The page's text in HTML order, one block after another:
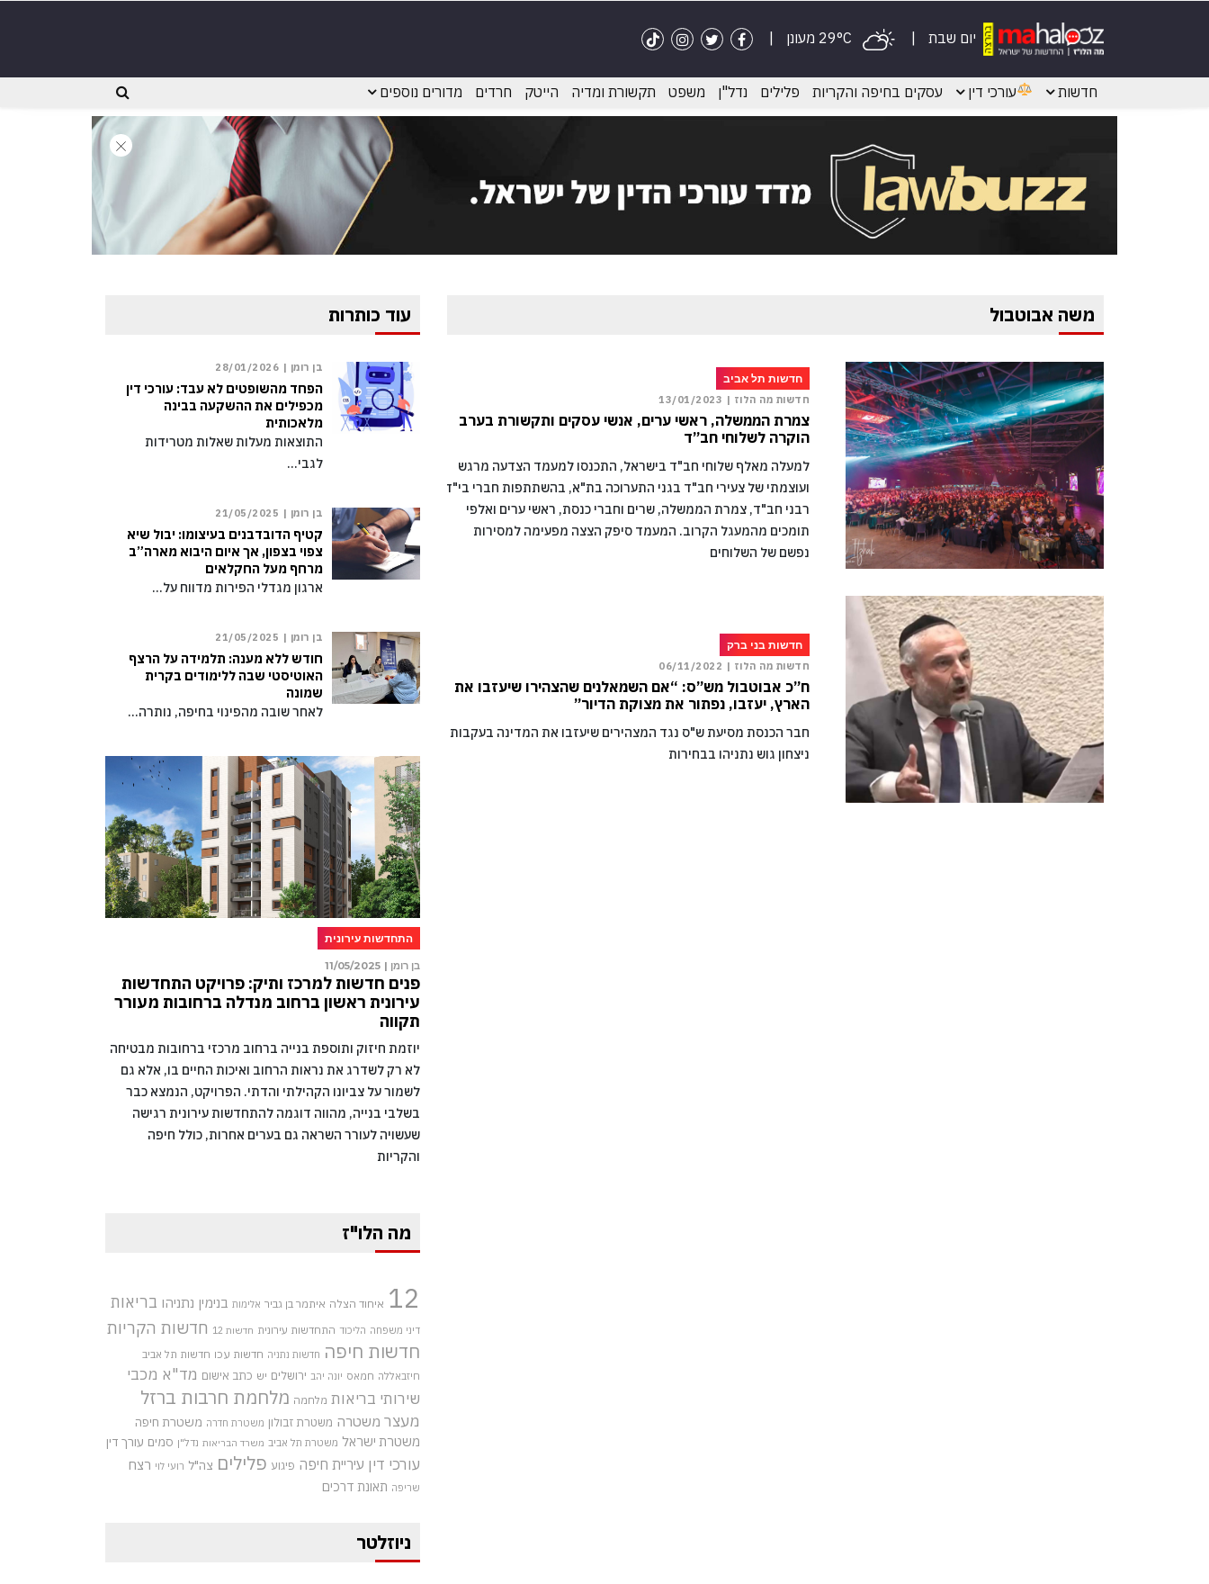
יום שבת
חדשות עורכי דין עסקים בחיפה והקריות פלילים נדל"ן משפט תקשורת ומדיה הייטק חרדים מדורים נוספים
משה אבוטבול
חדשות תל אביב
חדשות מה הלוז | 13/01/2023
צמרת הממשלה, ראשי ערים, אנשי עסקים ותקשורת בערב
הוקרה לשלוחי חב”ד
למעלה מאלף שלוחי חב"ד בישראל, התכנסו למעמד הצדעה מרגש
ועוצמתי של צעירי חב"ד בגני התערוכה בת"א, בהשתתפות חברי בי"ד
רבני חב"ד, צמרת הממשלה, שרים וחברי כנסת, ראשי ערים ואלפי
תומכים מהמעגל הקרוב. המעמד סיפק הצצה מפעימה למסירות
נפשם של השלוחים
חדשות בני ברק
חדשות מה הלוז | 06/11/2022
ח”כ אבוטבול מש”ס: “אם השמאלנים שהצהירו שיעזבו את
הארץ, יעזבו, נפתור את מצוקת הדיור”
חבר הכנסת מסיעת ש"ס נגד המצהירים שיעזבו את המדינה בעקבות
ניצחון גוש נתניהו בבחירות
עוד כותרות
בן רומן | 28/01/2026
הפחד מהשופטים לא עבד: עורכי דין
מכפילים את ההשקעה בבינה
מלאכותית
התוצאות מעלות שאלות מטרידות
לגבי…
בן רומן | 21/05/2025
קטיף הדובדבנים בעיצומו: יבול שיא
צפוי בצפון, אך איום היבוא מארה”ב
מרחף מעל החקלאים
ארגון מגדלי הפירות מדווח על…
בן רומן | 21/05/2025
חודש ללא מענה: תלמידה על הרצף
האוטיסטי שבה ללימודים בקרית
שמונה
לאחר שובה מהפינוי בחיפה, נותרה…
התחדשות עירונית
בן רומן | 11/05/2025
פנים חדשות למרכז ותיק: פרויקט התחדשות
עירונית ראשון ברחוב מנדלה ברחובות מעורר
תקווה
יוזמת חיזוק ותוספת בנייה ברחוב מרכזי ברחובות מבטיחה
לא רק לשדרג את נראות הרחוב ואיכות החיים בו, אלא גם
לשמור על צביונו הקהילתי והדתי. הפרויקט, הנמצא כבר
בשלבי בנייה, מהווה דוגמה להתחדשות עירונית רגישה
שעשויה לעורר השראה גם בערים אחרות, כולל חיפה
והקריות
מה הלו"ז
12 איחוד הצלה איתמר בן גביר אלימות בנימין נתניהו בריאות
דיני משפחה הליכוד התחדשות עירונית חדשות 12 חדשות הקריות
חדשות חיפה חדשות נתניה חדשות עכו חדשות תל אביב
חיזבאללה חמאס יונה יהב ירושלים יש כתב אישום מד"א מכבי
שירותי בריאות מלחמה מלחמת חרבות ברזל
מעצר משטרה משטרת זבולון משטרת חדרה משטרת חיפה
משטרת ישראל משטרת תל אביב משרד הבריאות נדל"ן סמים עורך דין
עורכי דין עיריית חיפה פיגוע פלילים צה"ל רועי לוי רצח
שריפה תאונת דרכים
ניוזלטר